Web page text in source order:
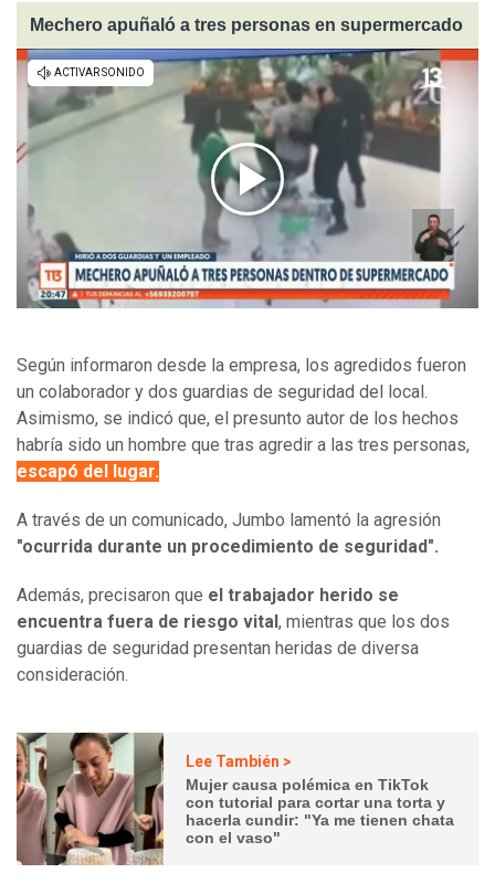
Mechero apuñaló a tres personas en supermercado
Según informaron desde la empresa, los agredidos fueron
un colaborador y dos guardias de seguridad del local.
Asimismo, se indicó que, el presunto autor de los hechos
habría sido un hombre que tras agredir a las tres personas,
escapó del lugar.
A través de un comunicado, Jumbo lamentó la agresión
"ocurrida durante un procedimiento de seguridad".
Además, precisaron que el trabajador herido se
encuentra fuera de riesgo vital , mientras que los dos
guardias de seguridad presentan heridas de diversa
consideración.
Lee También >
Mujer causa polémica en TikTok
con tutorial para cortar una torta y
hacerla cundir: "Ya me tienen chata
con el vaso"